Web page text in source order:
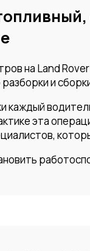
на Land
и
каждый
эта